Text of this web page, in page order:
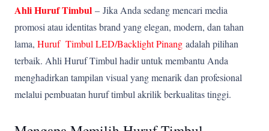
Ahli Huruf Timbul – Jika Anda sedang mencari media
promosi atau identitas brand yang elegan, modern, dan tahan
lama, Huruf Timbul LED/Backlight Pinang adalah pilihan
terbaik. Ahli Huruf Timbul hadir untuk membantu Anda
menghadirkan tampilan visual yang menarik dan profesional
melalui pembuatan huruf timbul akrilik berkualitas tinggi.